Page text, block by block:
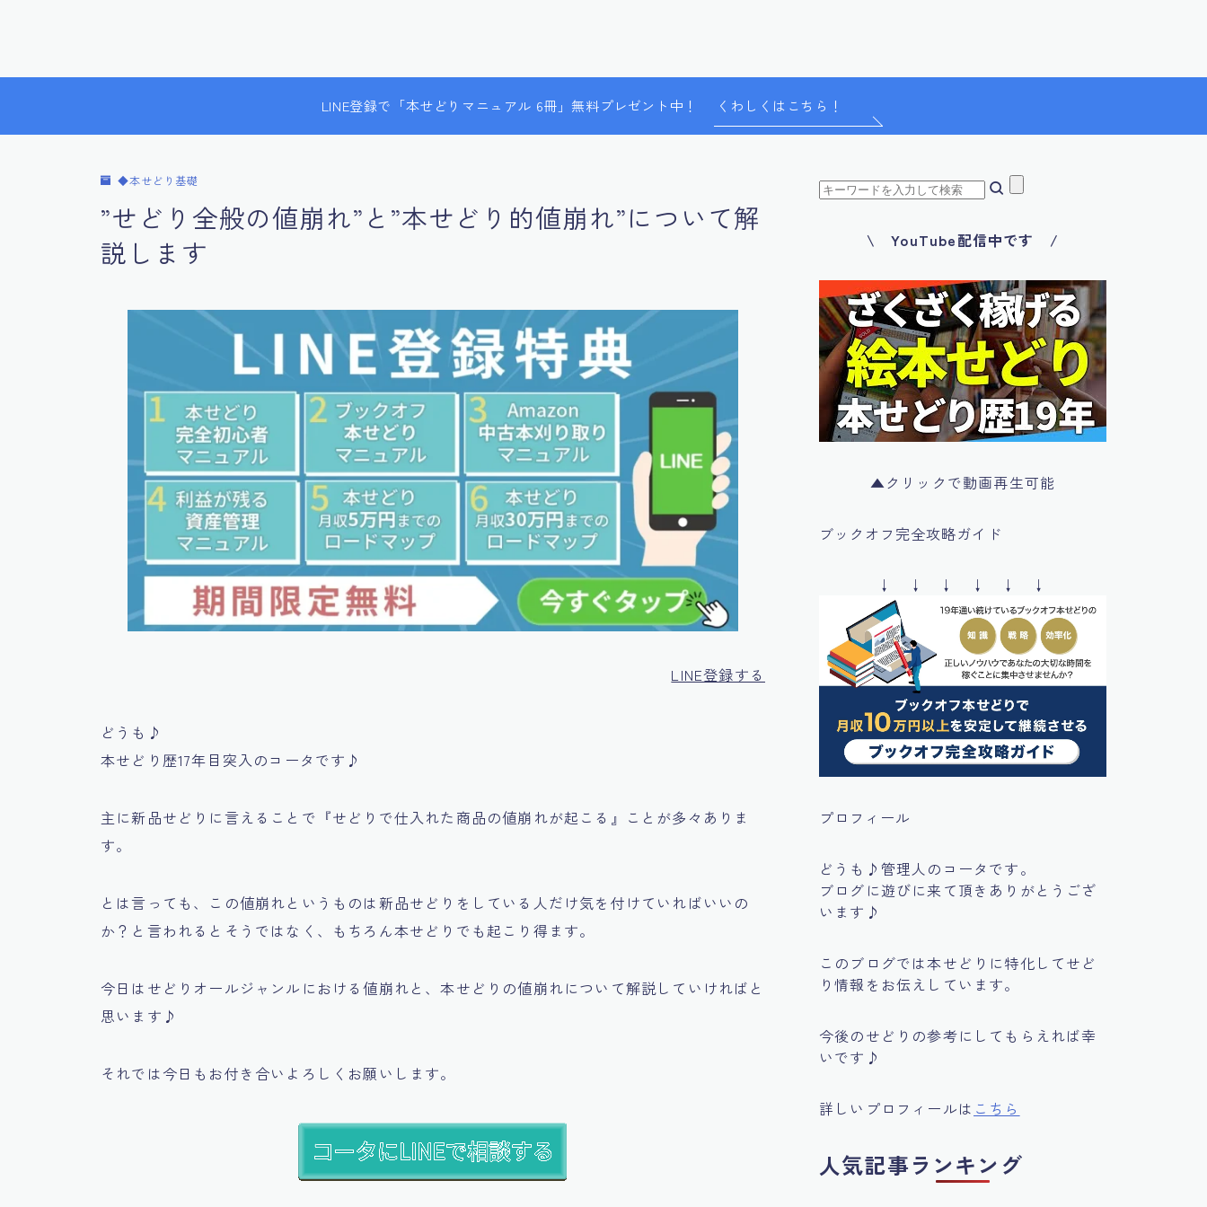
LINE登録で「本せどりマニュアル 6冊」無料プレゼント中！ くわしくはこちら！
◆本せどり基礎
”せどり全般の値崩れ”と”本せどり的値崩れ”について解
説します
LINE登録する
どうも♪
本せどり歴17年目突入のコータです♪
主に新品せどりに言えることで 『せどりで仕入れた商品の値崩れが起こる』 ことが多々ありま
す。
とは言っても、この値崩れというものは新品せどりをしている人だけ気を付けていればいいの
か？と言われるとそうではなく、もちろん本せどりでも起こり得ます。
今日は せどりオールジャンルにおける値崩れと、本せどりの値崩れについて解説していければと
思います♪
それでは今日もお付き合いよろしくお願いします。
\ YouTube配信中です /
▲クリックで動画再生可能
ブックオフ完全攻略ガイド
↓ ↓ ↓ ↓ ↓ ↓
プロフィール
どうも♪管理人のコータです。
ブログに遊びに来て頂きありがとうござ
います♪
このブログでは本せどりに特化してせど
り情報をお伝えしています。
今後のせどりの参考にしてもらえれば幸
いです♪
詳しいプロフィールは こちら
人気記事ランキング